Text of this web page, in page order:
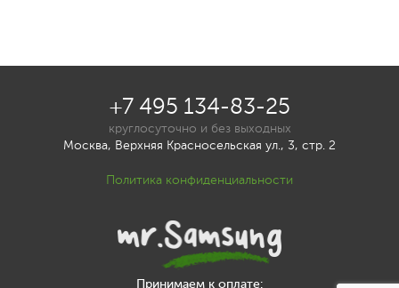
Принимаем к оплате:
+7 495 134-83-25
круглосуточно и без выходных
Москва, Верхняя Красносельская ул., 3, стр. 2
Политика конфиденциальности